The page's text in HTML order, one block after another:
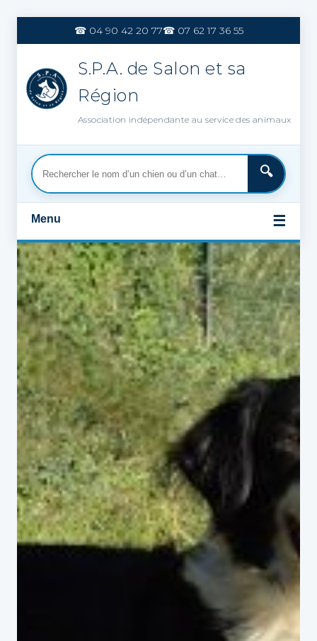
contenu
☎ 04 90 42 20 77☎ 07 62 17 36 55
S.P.A. de Salon et sa
Région
Association indépendante au service des animaux
Menu ☰